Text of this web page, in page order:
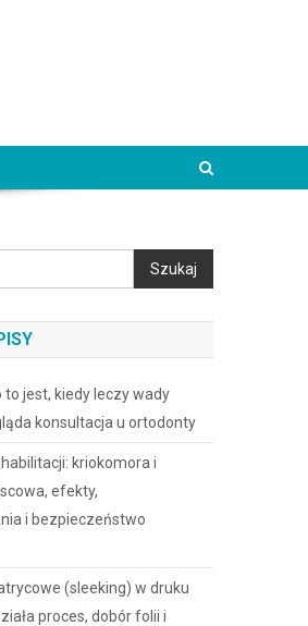
Szukaj
to jest, kiedy leczy wady
konsultacja u ortodonty
kriokomora i
efekty,
i bezpieczeństwo
(sleeking) w druku
proces, dobór folii i